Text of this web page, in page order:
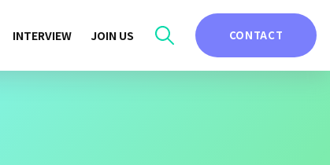
CONTACT
INTERVIEW JOIN US